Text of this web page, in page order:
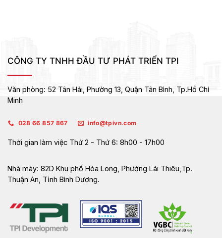
CÔNG TY TNHH ĐẦU TƯ PHÁT TRIỂN TPI
Văn phòng: 52 Tân Hải, Phường 13, Quận Tân Bình, Tp.Hồ Chí
Minh
028 66 857 867 info@tpivn.com
Thời gian làm việc Thứ 2 - Thứ 6: 8h00 - 17h00
Nhà máy: 82D Khu phố Hòa Long, Phường Lái Thiêu,Tp.
Thuận An, Tỉnh Bình Dương.